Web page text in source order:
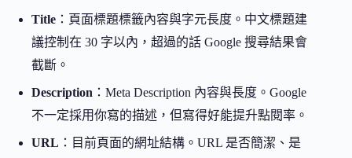
Title ：頁面標題標籤內容與字元長度。中文標題建
議控制在 30 字以內，超過的話 Google 搜尋結果會
截斷。
Description ：Meta Description 內容與長度。Google
不一定採用你寫的描述，但寫得好能提升點閱率。
URL ：目前頁面的網址結構。URL 是否簡潔、是